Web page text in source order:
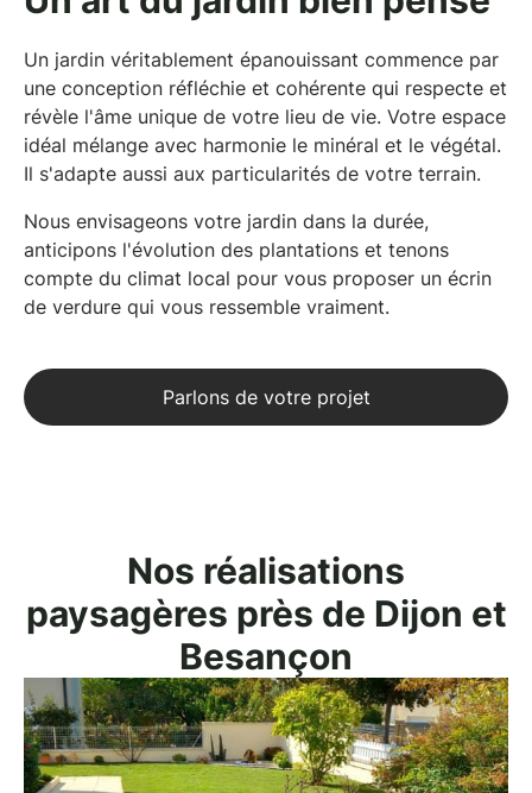
Un jardin véritablement épanouissant commence par
une conception réfléchie et cohérente qui respecte et
révèle l'âme unique de votre lieu de vie. Votre espace
idéal mélange avec harmonie le minéral et le végétal.
Il s'adapte aussi aux particularités de votre terrain.
Nous envisageons votre jardin dans la durée,
anticipons l'évolution des plantations et tenons
compte du climat local pour vous proposer un écrin
de verdure qui vous ressemble vraiment.
Parlons de votre projet
Nos réalisations
paysagères près de Dijon et
Besançon